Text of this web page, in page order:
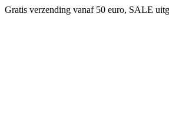
Gratis verzending vanaf 50 euro, SALE